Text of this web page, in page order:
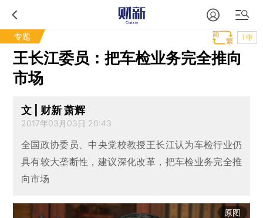
专题 T中
王长江委员：把车检业务完全推向
市场
文 | 财新 萧辉
2017年03月03日 20:43
全国政协委员、中央党校教授王长江认为车检行业仍
具有较大垄断性，建议深化改革，把车检业务完全推
向市场
原图